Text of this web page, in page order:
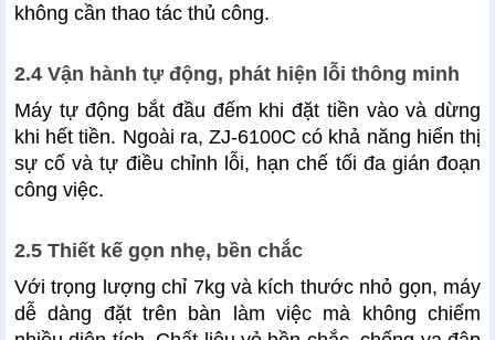
không cần thao tác thủ công.
2.4 Vận hành tự động, phát hiện lỗi thông minh
Máy tự động bắt đầu đếm khi đặt tiền vào và dừng
khi hết tiền. Ngoài ra, ZJ-6100C có khả năng hiển thị
sự cố và tự điều chỉnh lỗi, hạn chế tối đa gián đoạn
công việc.
2.5 Thiết kế gọn nhẹ, bền chắc
Với trọng lượng chỉ 7kg và kích thước nhỏ gọn, máy
dễ dàng đặt trên bàn làm việc mà không chiếm